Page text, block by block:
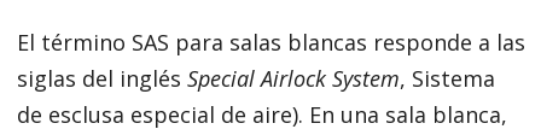
El término SAS para salas blancas responde a las
siglas del inglés Special Airlock System, Sistema
de esclusa especial de aire). En una sala blanca,